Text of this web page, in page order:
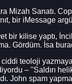
Mizah Sanatı.
bir iMessage
bir kilise yaptı,
Gördüm. İsa
teoloji
– "Saldırı
John spam